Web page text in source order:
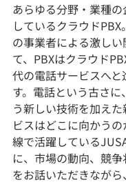
あらゆる分野・業種
しているクラウドPBX
の事業者による激し
て、PBXはクラウド
代の電話サービスへと
す。電話という古さ
う新しい技術を加え
ビスはどこに向かう
線で活躍している
に、市場の動向、競
をお話いただきなが